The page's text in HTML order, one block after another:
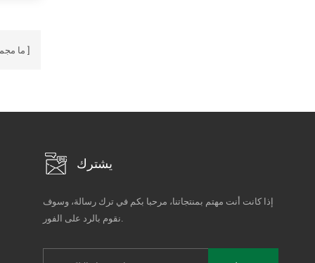
ما
يشترك
إذا كانت أنت مهتم بمنتجاتنا، مرحبا بكم في ترك رسالة، وسوف
نقوم بالرد على الفور.